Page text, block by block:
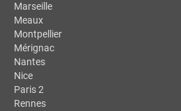
Marseille
Meaux
Montpellier
Mérignac
Nantes
Nice
Paris 2
Rennes